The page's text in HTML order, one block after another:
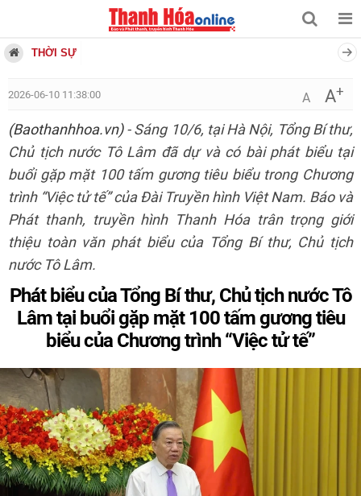
THỜI SỰ
2026-06-10 11:38:00 A A+
(Baothanhhoa.vn)- Sáng 10/6, tại Hà Nội, Tổng Bí thư,
Chủ tịch nước Tô Lâm đã dự và có bài phát biểu tại
buổi gặp mặt 100 tấm gương tiêu biểu trong Chương
trình “Việc tử tế” của Đài Truyền hình Việt Nam. Báo và
Phát thanh, truyền hình Thanh Hóa trân trọng giới
thiệu toàn văn phát biểu của Tổng Bí thư, Chủ tịch
nước Tô Lâm.
Phát biểu của Tổng Bí thư, Chủ tịch nước Tô
Lâm tại buổi gặp mặt 100 tấm gương tiêu
biểu của Chương trình “Việc tử tế”